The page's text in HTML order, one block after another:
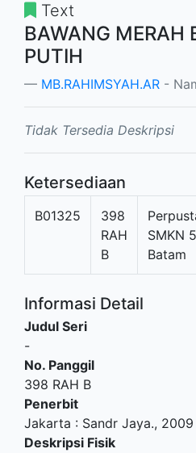
Text
BAWANG MERAH
PUTIH
MB.RAHIMSYAH.AR -
Tidak Tersedia Deskripsi
Ketersediaan
B01325
398
RAH
B
SMKN 5
Batam
Informasi Detail
Judul Seri
-
No. Panggil
398 RAH B
Penerbit
Jakarta : Sandr Jaya., 2009
Deskripsi Fisik